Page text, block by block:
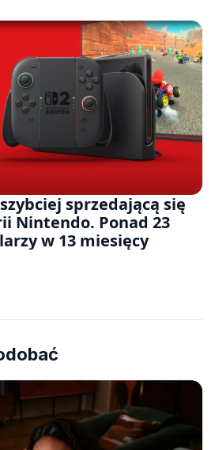
sprzedającą się
Nintendo. Ponad 23
w 13 miesięcy